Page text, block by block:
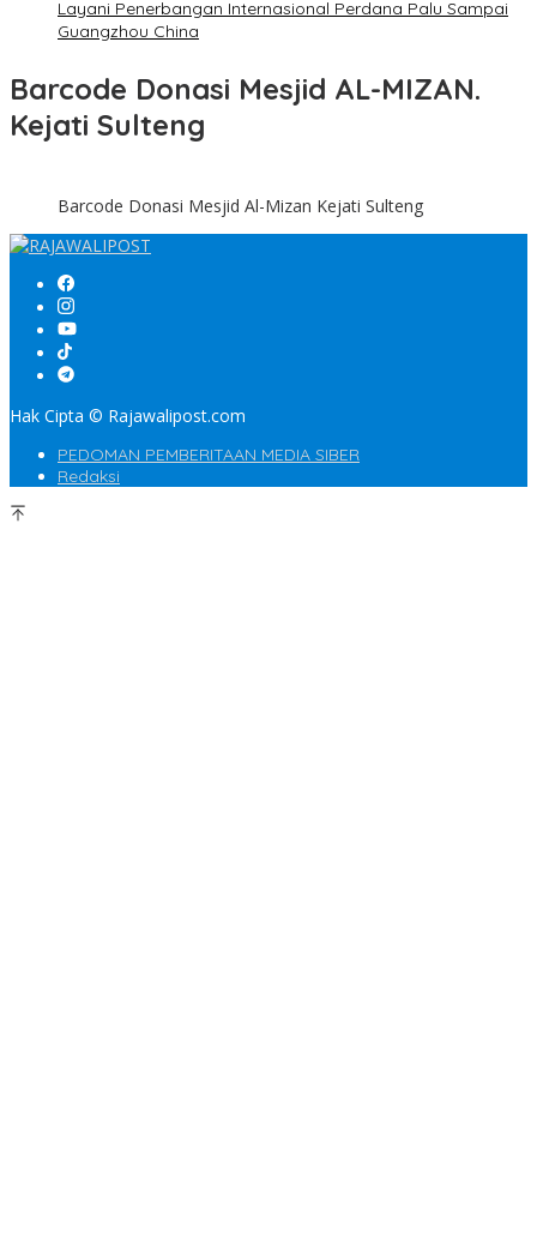
Layani Penerbangan Internasional Perdana Palu Sampai
Guangzhou China
Barcode Donasi Mesjid AL-MIZAN.
Kejati Sulteng
Barcode Donasi Mesjid Al-Mizan Kejati Sulteng
Hak Cipta © Rajawalipost.com
PEDOMAN PEMBERITAAN MEDIA SIBER
Redaksi